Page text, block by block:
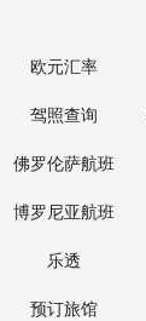
欧元汇率
驾照查询
佛罗伦萨航班
博罗尼亚航班
乐透
预订旅馆